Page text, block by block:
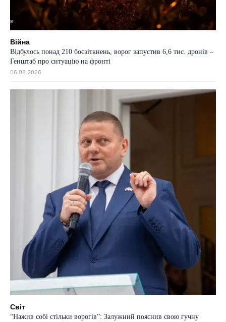
Війна
Відбулось понад 210 боєзіткнень, ворог запустив 6,6 тис. дронів –
Генштаб про ситуацію на фронті
06.08.2026
Світ
“Нажив собі стільки ворогів”: Залужний пояснив свою гучну